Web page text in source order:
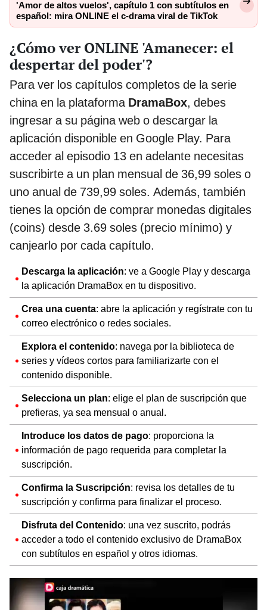
'Amor de altos vuelos', capítulo 1 con subtítulos en
español: mira ONLINE el c-drama viral de TikTok
¿Cómo ver ONLINE 'Amanecer: el
despertar del poder'?
Para ver los capítulos completos de la serie
china en la plataforma DramaBox, debes
ingresar a su página web o descargar la
aplicación disponible en Google Play. Para
acceder al episodio 13 en adelante necesitas
suscribirte a un plan mensual de 36,99 soles o
uno anual de 739,99 soles. Además, también
tienes la opción de comprar monedas digitales
(coins) desde 3.69 soles (precio mínimo) y
canjearlo por cada capítulo.
Descarga la aplicación: ve a Google Play y descarga
la aplicación DramaBox en tu dispositivo.
Crea una cuenta: abre la aplicación y regístrate con tu
correo electrónico o redes sociales.
Explora el contenido: navega por la biblioteca de
series y vídeos cortos para familiarizarte con el
contenido disponible.
Selecciona un plan: elige el plan de suscripción que
prefieras, ya sea mensual o anual.
Introduce los datos de pago: proporciona la
información de pago requerida para completar la
suscripción.
Confirma la Suscripción: revisa los detalles de tu
suscripción y confirma para finalizar el proceso.
Disfruta del Contenido: una vez suscrito, podrás
acceder a todo el contenido exclusivo de DramaBox
con subtítulos en español y otros idiomas.